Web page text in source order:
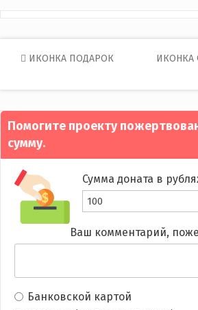
Post
ИКОНКА ПОДАРОК
ИКОНКА
Помогите проекту
сумму.
Сумма доната в
Ваш комментарий,
Банковской картой